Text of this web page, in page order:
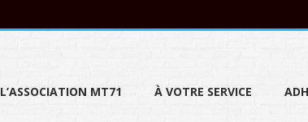
L’ASSOCIATION MT71 À VOTRE SERVICE